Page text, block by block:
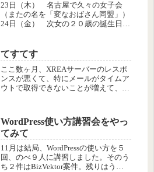
23日（木） 名古屋で久々の女子会
（またの名を「変なおばさん同盟」）
24日（金） 次女の２０歳の誕生日を
ルでお買い物25日（土） BSのTwellv
チャンネルで宝塚'08年...
てすてす
ここ数ヶ月、XREAサーバーのレスポ
ンスが悪くて、特にメールがタイムア
ウトで取得できないことが増えて、い
もう、他のサイトは全部、XREAや
CORESERVERからエックスツ...
WordPress使い方講習会をやっ
てみて
11月は結局、WordPressの使い方を５
回、のべ９人に講習しました。そのう
ち２件はBizVektor案件。残りはうち